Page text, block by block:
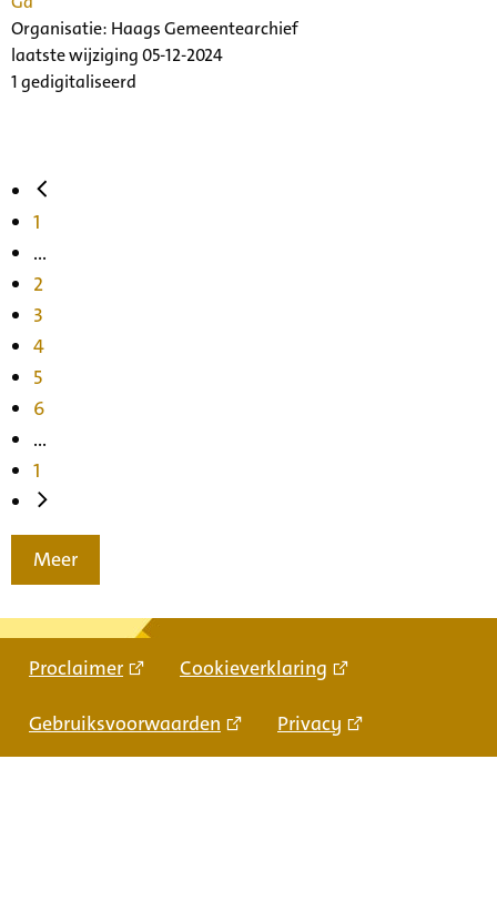
Organisatie: Haags Gemeentearchief
laatste wijziging 05-12-2024
1 gedigitaliseerd
1
...
2
3
4
5
6
...
1
Meer
Proclaimer Cookieverklaring
Gebruiksvoorwaarden Privacy